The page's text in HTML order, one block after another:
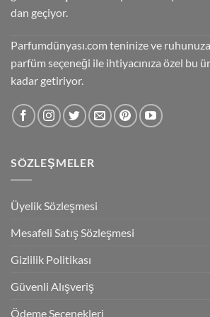
dan geçiyor.
Parfumdünyası.com teninize ve
parfüm seçeneği ile ihtiyacınıza özel bu
kadar getiriyor.
SÖZLEŞMELER
Üyelik Sözleşmesi
Mesafeli Satış Sözleşmesi
Gizlilik Politikası
Güvenli Alışveriş
Ödeme Seçenekleri